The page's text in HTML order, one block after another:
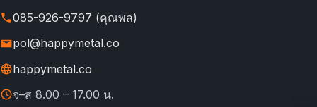
085-926-9797 (คุณพล)
pol@happymetal.co
happymetal.co
จ–ส 8.00 – 17.00 น.